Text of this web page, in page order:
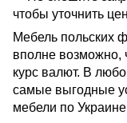
чтобы уточнить
Мебель польских
вполне возможно,
курс валют. В
самые выгодные
мебели по